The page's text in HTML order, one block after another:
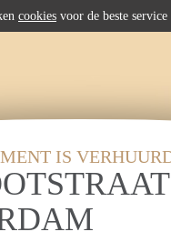
IS
cookies voor de beste service